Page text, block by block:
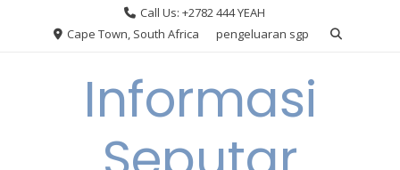
Call Us: +2782 444 YEAH
Cape Town, South Africa
pengeluaran sgp
Informasi